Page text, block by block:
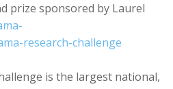
prize sponsored by Laurel
research-challenge
is the largest national,